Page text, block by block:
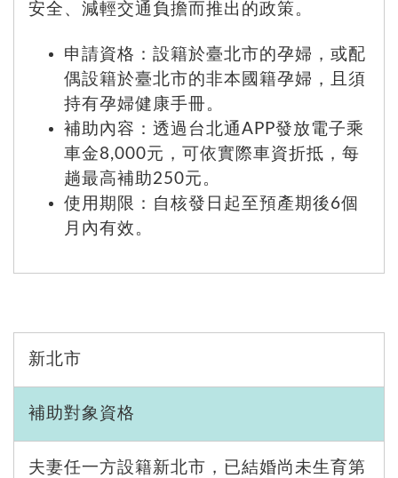
安全、減輕交通負擔而推出的政策。
申請資格：設籍於臺北市的孕婦，或配
偶設籍於臺北市的非本國籍孕婦，且須
持有孕婦健康手冊。
補助內容：透過台北通APP發放電子乘
車金8,000元，可依實際車資折抵，每
趟最高補助250元。
使用期限：自核發日起至預產期後6個
月內有效。
新北市
補助對象資格
夫妻任一方設籍新北市，已結婚尚未生育第